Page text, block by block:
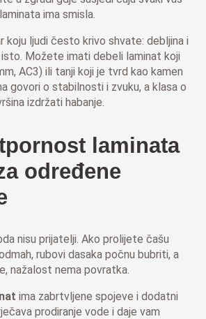
ima smisla.
koju ljudi često krivo shvate: debljina i
isto. Možete imati debeli laminat koji
AC3) ili tanji koji je tvrd kao kamen
govori o stabilnosti i zvuku, a klasa o
izdržati habanje.
laminata
određene
nisu prijatelji. Ako prolijete čašu
rubovi dasaka počnu bubriti, a
nažalost nema povratka.
ima zabrtvljene spojeve i dodatni
prodiranje vode i daje vam